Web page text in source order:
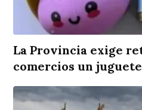
La Provincia exige
comercios un